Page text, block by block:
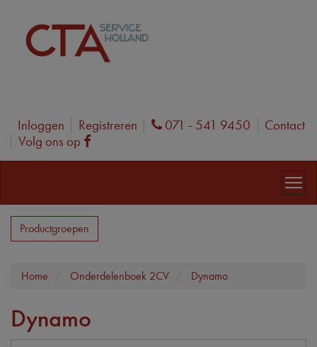
Inloggen Registreren Phone
071 - 541 9450
Contact
Volg ons op
Facebook
Productgroepen
Home Onderdelenboek 2CV Dynamo
Dynamo